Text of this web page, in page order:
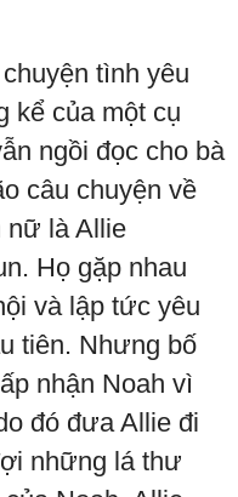
tình yêu
kể của một cụ
ngồi đọc cho bà
câu chuyện về
nữ là Allie
Họ gặp nhau
và lập tức yêu
tiên. Nhưng bố
nhận Noah vì
đó đưa Allie đi
những lá thư